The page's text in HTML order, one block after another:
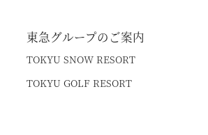
東急グループのご案内
TOKYU SNOW RESORT
TOKYU GOLF RESORT